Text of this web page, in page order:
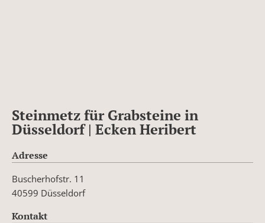
Steinmetz für Grabsteine in
Düsseldorf | Ecken Heribert
Adresse
Buscherhofstr. 11
40599 Düsseldorf
Kontakt